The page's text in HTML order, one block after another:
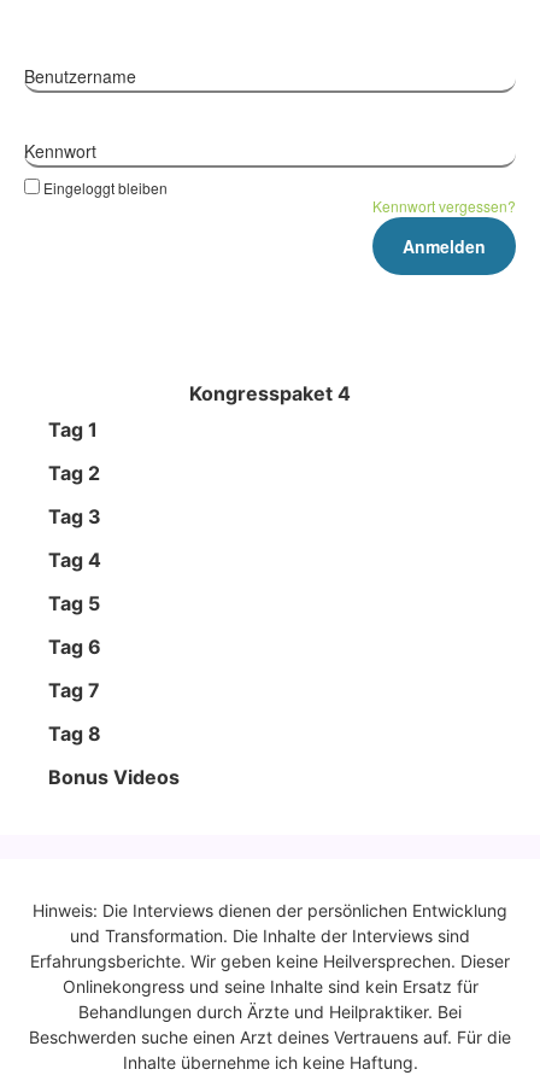
Kongresspaket 4
Tag 1
Tag 2
Tag 3
Tag 4
Tag 5
Tag 6
Tag 7
Tag 8
Bonus Vide­os
Benutzername
Kennwort
Eingeloggt bleiben
Kennwort vergessen?
Hinweis: Die Interviews dienen der persönlichen Entwicklung
und Transformation. Die Inhalte der Interviews sind
Erfahrungsberichte. Wir geben keine Heilversprechen. Dieser
Onlinekongress und seine Inhalte sind kein Ersatz für
Behandlungen durch Ärzte und Heilpraktiker. Bei
Beschwerden suche einen Arzt deines Vertrauens auf. Für die
Inhalte übernehme ich keine Haftung.